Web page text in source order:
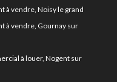
à vendre, Noisy le grand
à vendre, Gournay sur
à louer, Nogent sur